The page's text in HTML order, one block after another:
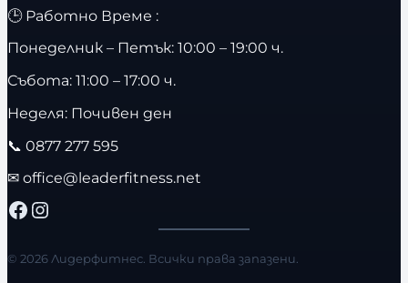
🕒 Работно Време :
Понеделник – Петък: 10:00 – 19:00 ч.
Събота: 11:00 – 17:00 ч.
Неделя: Почивен ден
📞 0877 277 595
✉ office@leaderfitness.net
Facebook Instagram
© 2026 Лидерфитнес. Всички права запазени.